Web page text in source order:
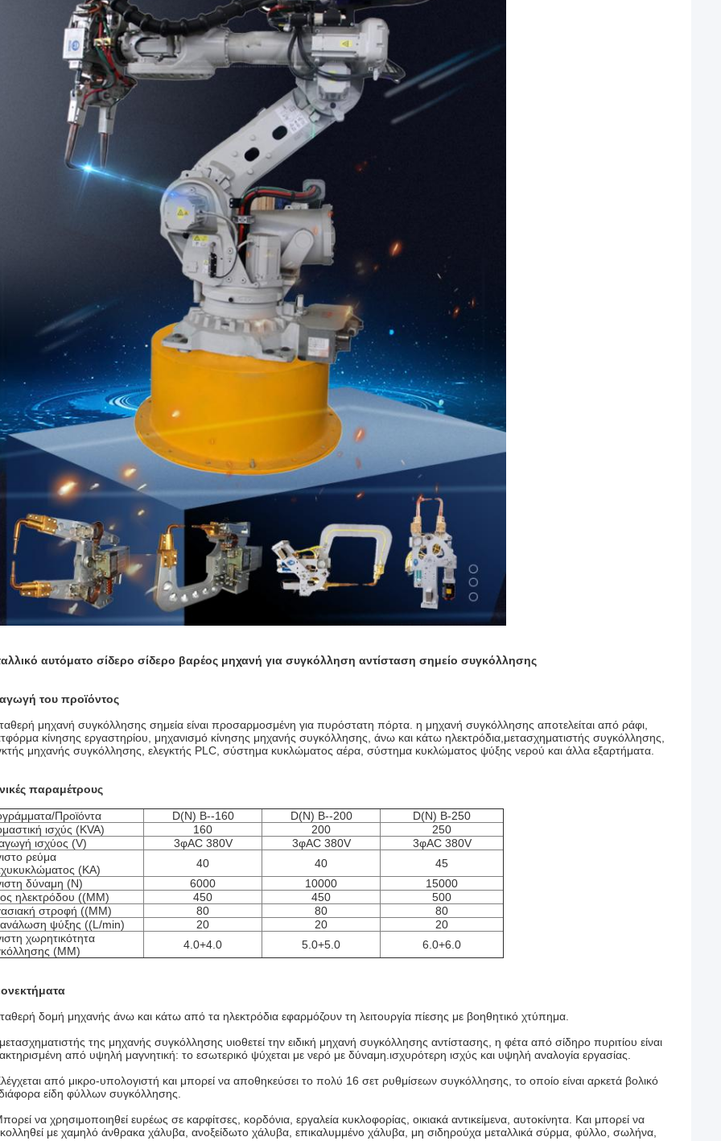
αυτόματο σίδερο σίδερο βαρέος μηχανή για συγκόλληση αντίσταση σημείο συγκόλλησης
του προϊόντος
μηχανή συγκόλλησης σημεία είναι προσαρμοσμένη για πυρόστατη πόρτα. η μηχανή συγκόλλησης αποτελείται από ράφι,
κίνησης εργαστηρίου, μηχανισμό κίνησης μηχανής συγκόλλησης, άνω και κάτω ηλεκτρόδια,μετασχηματιστής συγκόλλησης,
μηχανής συγκόλλησης, ελεγκτής PLC, σύστημα κυκλώματος αέρα, σύστημα κυκλώματος ψύξης νερού και άλλα εξαρτήματα.
παραμέτρους
Προϊόντα D(N) Β--160 D(N) B--200
D(N) Β-250
ισχύς (KVA)
160 200
250
ισχύος (V)
3φAC 380V 3φAC 380V
3φAC 380V
ρεύμα
(KA)
40 40
45
δύναμη (N)
6000 10000
15000
ηλεκτρόδου ((MM)
450 450
500
στροφή ((MM)
80 80
80
ψύξης ((L/min)
20 20
20
χωρητικότητα
(MM)
4.0+4.0 5.0+5.0 6.0+6.0
δομή μηχανής άνω και κάτω από τα ηλεκτρόδια εφαρμόζουν τη λειτουργία πίεσης με βοηθητικό χτύπημα.
της μηχανής συγκόλλησης υιοθετεί την ειδική μηχανή συγκόλλησης αντίστασης, η φέτα από σίδηρο πυριτίου είναι
από υψηλή μαγνητική: το εσωτερικό ψύχεται με νερό με δύναμη.ισχυρότερη ισχύς και υψηλή αναλογία εργασίας.
από μικρο-υπολογιστή και μπορεί να αποθηκεύσει το πολύ 16 σετ ρυθμίσεων συγκόλλησης, το οποίο είναι αρκετά βολικό
είδη φύλλων συγκόλλησης.
να χρησιμοποιηθεί ευρέως σε καρφίτσες, κορδόνια, εργαλεία κυκλοφορίας, οικιακά αντικείμενα, αυτοκίνητα. Και μπορεί να
με χαμηλό άνθρακα χάλυβα, ανοξείδωτο χάλυβα, επικαλυμμένο χάλυβα, μη σιδηρούχα μεταλλικά σύρμα, φύλλο, σωλήνα,